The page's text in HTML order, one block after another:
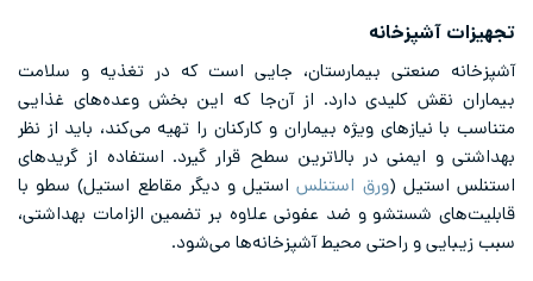
تجهیزات آشپزخانه
آشپزخانه صنعتی بیمارستان، جایی است که در تغذیه و سلامت
بیماران نقش کلیدی دارد. از آن‌جا که این بخش وعده‌های غذایی
متناسب با نیازهای ویژه بیماران و کارکنان را تهیه می‌کند، باید از نظر
بهداشتی و ایمنی در بالاترین سطح قرار گیرد. استفاده از گریدهای
استنلس استیل (ورق استنلساستیل و دیگر مقاطع استیل) سطو با
قابلیت‌های شستشو و ضد عفونی علاوه بر تضمین الزامات بهداشتی،
سبب زیبایی و راحتی محیط آشپزخانه‌ها می‌شود.